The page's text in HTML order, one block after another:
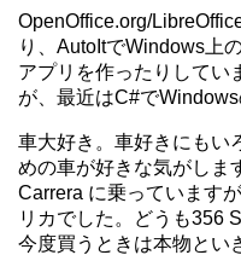
OpenOffice.org/
り、AutoItでWindows上
アプリを作ったりしてい
が、最近はC#で
車大好き。車好きにもい
めの車が好きな気がしま
Carrera に乗っています
リカでした。どうも356
今度買うときは本物とい